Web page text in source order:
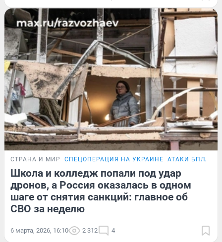
СТРАНА И МИР СПЕЦОПЕРАЦИЯ НА УКРАИНЕ АТАКИ БПЛА
Школа и колледж попали под удар
дронов, а Россия оказалась в одном
шаге от снятия санкций: главное об
СВО за неделю
6 марта, 2026, 16:10 2 312 4